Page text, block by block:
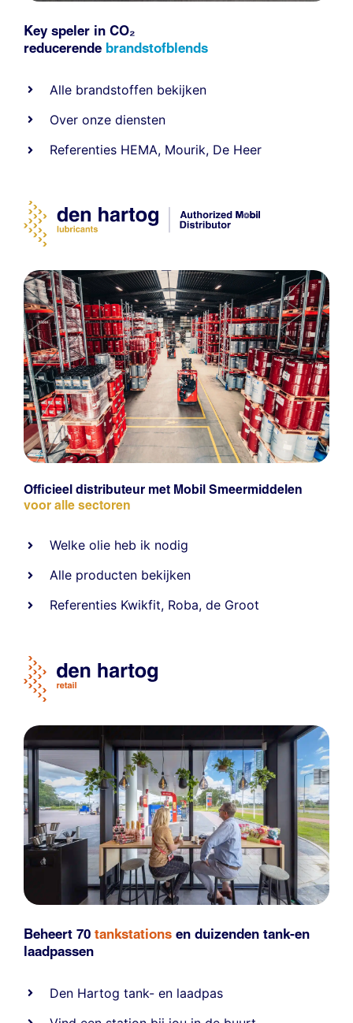
Key speler in CO₂
reducerende brandstofblends
Alle brandstoffen bekijken
Over onze diensten
Referenties HEMA, Mourik, De Heer
Officieel distributeur met Mobil Smeermiddelen
voor alle sectoren
Welke olie heb ik nodig
Alle producten bekijken
Referenties Kwikfit, Roba,de Groot
Beheert 70 tankstations en duizenden tank-en
laadpassen
Den Hartog tank- en laadpas